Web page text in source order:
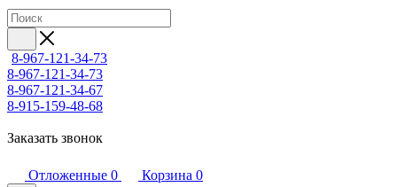
8-967-121-34-73
8-967-121-34-73
8-967-121-34-67
8-915-159-48-68
Заказать звонок
Отложенные 0 Корзина 0